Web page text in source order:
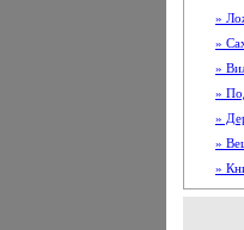
»
»
»
»
»
»
»